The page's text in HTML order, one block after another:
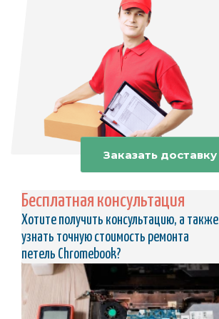
Заказать доставку
Бесплатная консультация
Хотите получить консультацию, а также
узнать точную стоимость ремонта
петель Chromebook?